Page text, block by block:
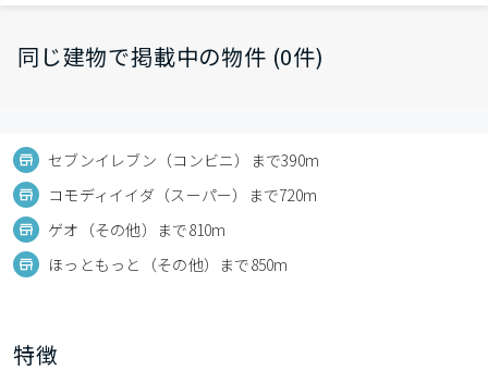
同じ建物で掲載中の物件 (0件)
セブンイレブン（コンビニ）まで390m
コモディイイダ（スーパー）まで720m
ゲオ（その他）まで810m
ほっともっと（その他）まで850m
特徴